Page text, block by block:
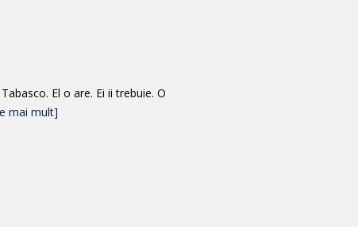
El o are. Ei ii trebuie. O
mai mult]